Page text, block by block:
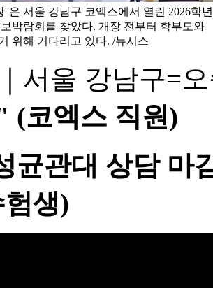
''은 서울 강남구 코엑스에서 열린 2026학년
박람회를 찾았다. 개장 전부터 학부모와
위해 기다리고 있다. /뉴시스
서울 강남구=
(코엑스 직원)
균관대 상담 마
생)